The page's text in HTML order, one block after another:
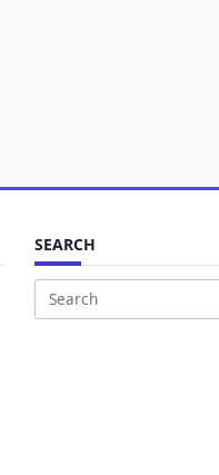
SEARCH
Search